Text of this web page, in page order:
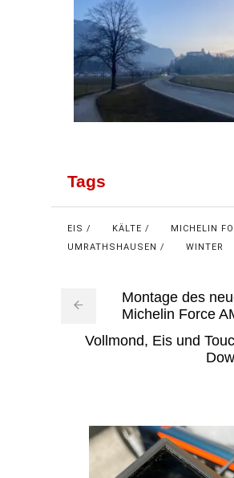
Tags
EIS KÄLTE
MICHELIN
UMRATHSHAUSEN
WINTER
Montage des
Michelin Force
Vollmond, Eis und